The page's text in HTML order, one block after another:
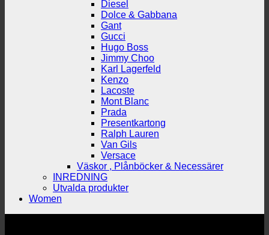
Diesel
Dolce & Gabbana
Gant
Gucci
Hugo Boss
Jimmy Choo
Karl Lagerfeld
Kenzo
Lacoste
Mont Blanc
Prada
Presentkartong
Ralph Lauren
Van Gils
Versace
Väskor , Plånböcker & Necessärer
INREDNING
Utvalda produkter
Women